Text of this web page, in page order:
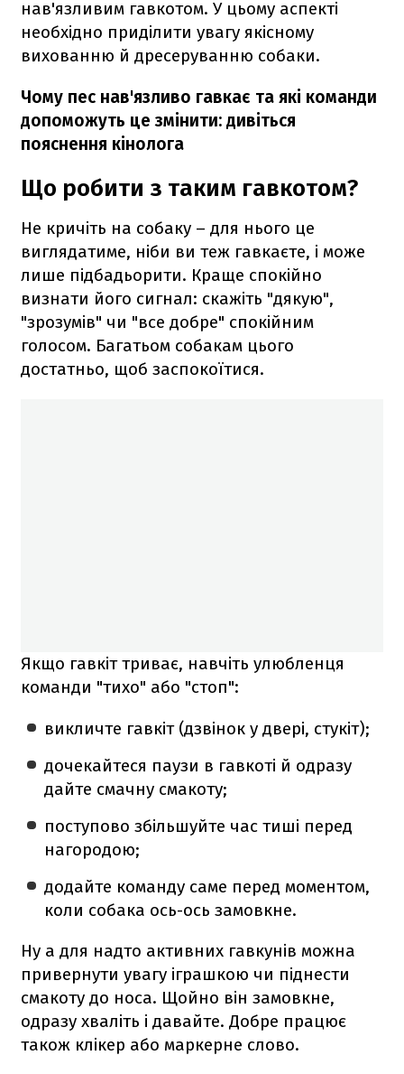
нав'язливим гавкотом. У цьому аспекті
необхідно приділити увагу якісному
вихованню й дресеруванню собаки.
Чому пес нав'язливо гавкає та які команди
допоможуть це змінити: дивіться
пояснення кінолога
Що робити з таким гавкотом?
Не кричіть на собаку – для нього це
виглядатиме, ніби ви теж гавкаєте, і може
лише підбадьорити. Краще спокійно
визнати його сигнал: скажіть "дякую",
"зрозумів" чи "все добре" спокійним
голосом. Багатьом собакам цього
достатньо, щоб заспокоїтися.
Якщо гавкіт триває, навчіть улюбленця
команди "тихо" або "стоп":
викличте гавкіт (дзвінок у двері, стукіт);
дочекайтеся паузи в гавкоті й одразу
дайте смачну смакоту;
поступово збільшуйте час тиші перед
нагородою;
додайте команду саме перед моментом,
коли собака ось-ось замовкне.
Ну а для надто активних гавкунів можна
привернути увагу іграшкою чи піднести
смакоту до носа. Щойно він замовкне,
одразу хваліть і давайте. Добре працює
також клікер або маркерне слово.